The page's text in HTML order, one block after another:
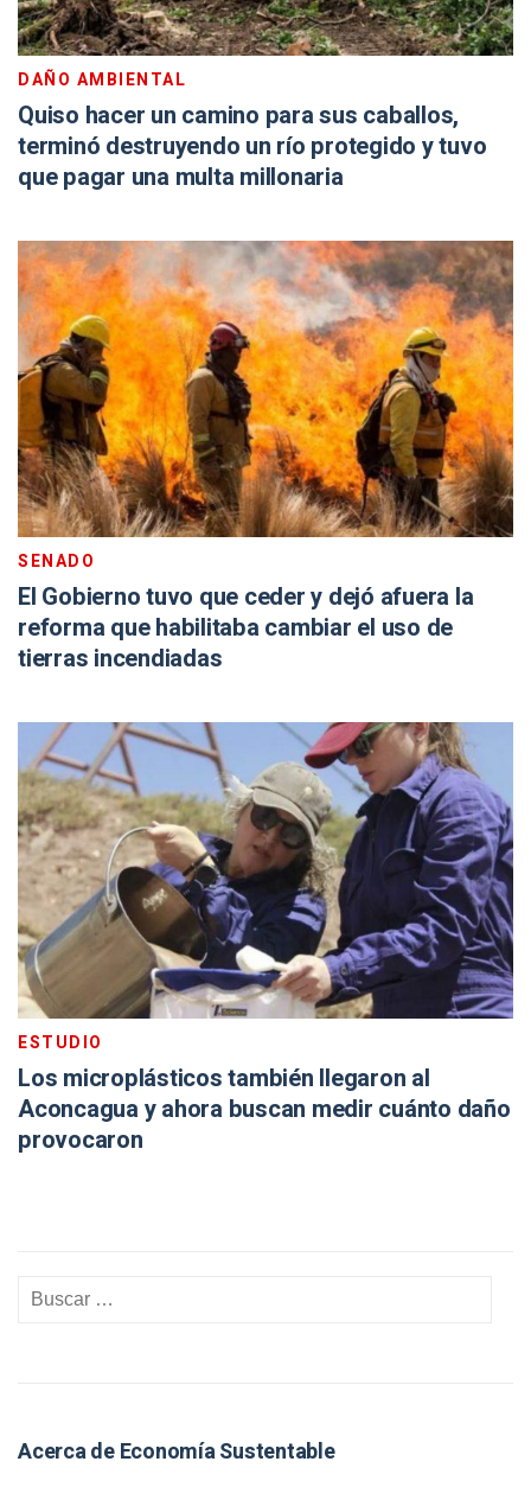
DAÑO AMBIENTAL
Quiso hacer un camino para sus caballos,
terminó destruyendo un río protegido y tuvo
que pagar una multa millonaria
SENADO
El Gobierno tuvo que ceder y dejó afuera la
reforma que habilitaba cambiar el uso de
tierras incendiadas
ESTUDIO
Los microplásticos también llegaron al
Aconcagua y ahora buscan medir cuánto daño
provocaron
Acerca de Economía Sustentable